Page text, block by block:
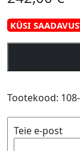
KÜSI
Propeller
x
23
Tootekood:
Teie e-post